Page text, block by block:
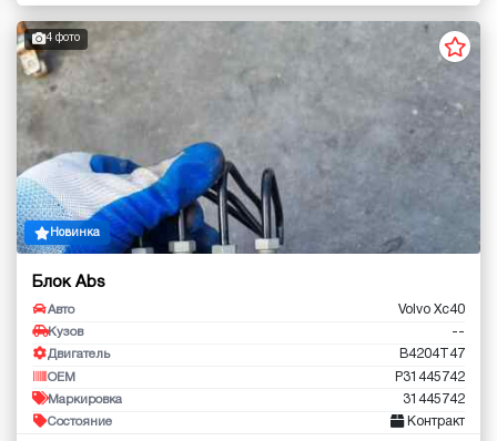
4 фото
Новинка
Блок Abs
Авто Volvo Xc40
Кузов --
Двигатель B4204T47
OEM P31445742
Маркировка 31445742
Состояние Контракт